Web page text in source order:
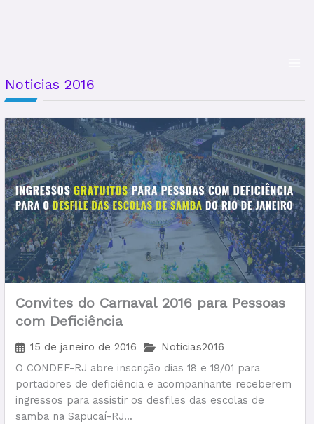
Noticias 2016
Convites do Carnaval 2016 para Pessoas
com Deficiência
15 de janeiro de 2016
Noticias2016
O CONDEF-RJ abre inscrição dias 18 e 19/01 para
portadores de deficiência e acompanhante receberem
ingressos para assistir os desfiles das escolas de
samba na Sapucaí-RJ...